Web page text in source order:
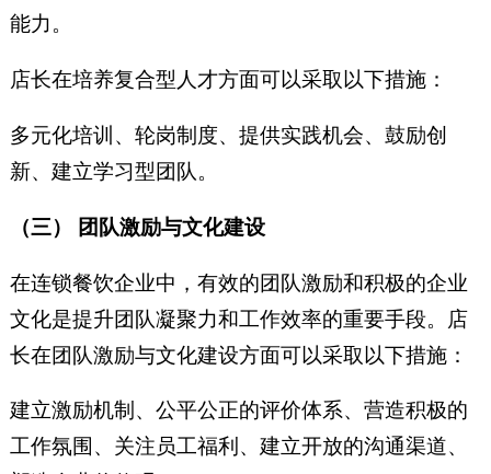
能力。
店长在培养复合型人才方面可以采取以下措施：
多元化培训、轮岗制度、提供实践机会、鼓励创
新、建立学习型团队。
（三） 团队激励与文化建设
在连锁餐饮企业中，有效的团队激励和积极的企业
文化是提升团队凝聚力和工作效率的重要手段。店
长在团队激励与文化建设方面可以采取以下措施：
建立激励机制、公平公正的评价体系、营造积极的
工作氛围、关注员工福利、建立开放的沟通渠道、